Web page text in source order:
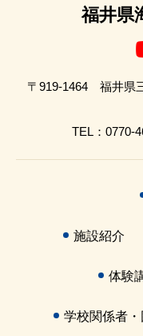
福井県
〒919-1464 福井県
TEL：0770-
施設紹介
体験
学校関係者